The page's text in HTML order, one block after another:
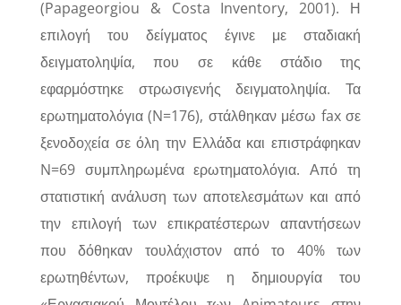
(Papageorgiou & Costa Inventory, 2001). Η
επιλογή του δείγματος έγινε με σταδιακή
δειγματοληψία, που σε κάθε στάδιο της
εφαρμόστηκε στρωσιγενής δειγματοληψία. Τα
ερωτηματολόγια (N=176), στάλθηκαν μέσω fax σε
ξενοδοχεία σε όλη την Ελλάδα και επιστράφηκαν
N=69 συμπληρωμένα ερωτηματολόγια. Από τη
στατιστική ανάλυση των αποτελεσμάτων και από
την επιλογή των επικρατέστερων απαντήσεων
που δόθηκαν τουλάχιστον από το 40% των
ερωτηθέντων, προέκυψε η δημιουργία του